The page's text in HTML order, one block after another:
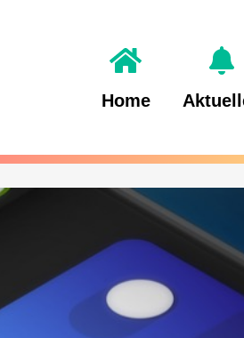
Home